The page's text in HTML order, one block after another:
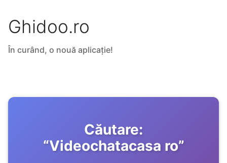
Ghidoo.ro
În curând, o nouă aplicație!
Căutare:
“Videochatacasa ro”